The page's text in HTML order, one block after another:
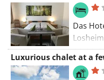
Das
der